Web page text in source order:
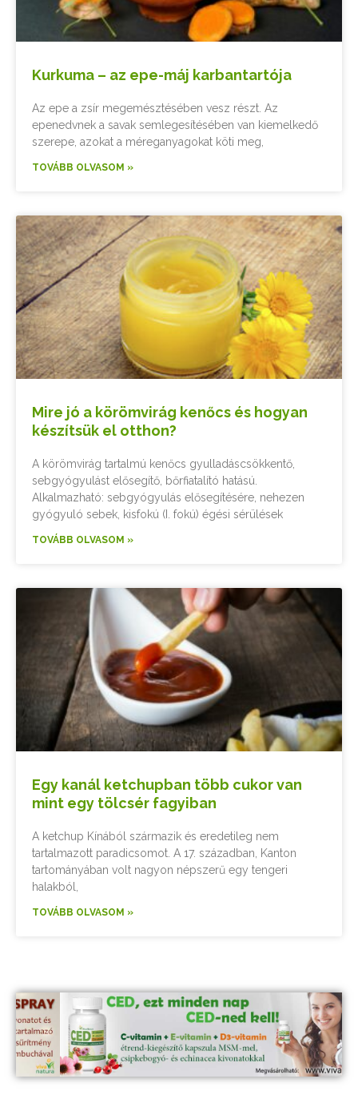
Kurkuma – az epe-máj karbantartója
Az epe a zsír megemésztésében vesz részt. Az
epenedvnek a savak semlegesítésében van kiemelkedő
szerepe, azokat a méreganyagokat köti meg,
TOVÁBB OLVASOM »
Mire jó a körömvirág kenőcs és hogyan
készítsük el otthon?
A körömvirág tartalmú kenőcs gyulladáscsökkentő,
sebgyógyulást elősegítő, bőrfiatalító hatású.
Alkalmazható: sebgyógyulás elősegítésére, nehezen
gyógyuló sebek, kisfokú (I. fokú) égési sérülések
TOVÁBB OLVASOM »
Egy kanál ketchupban több cukor van
mint egy tölcsér fagyiban
A ketchup Kínából származik és eredetileg nem
tartalmazott paradicsomot. A 17. században, Kanton
tartományában volt nagyon népszerű egy tengeri
halakból,
TOVÁBB OLVASOM »